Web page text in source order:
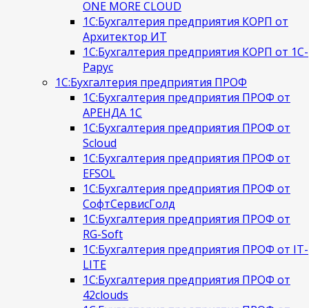
ONE MORE CLOUD
1С:Бухгалтерия предприятия КОРП от
Архитектор ИТ
1С:Бухгалтерия предприятия КОРП от 1С-
Рарус
1С:Бухгалтерия предприятия ПРОФ
1С:Бухгалтерия предприятия ПРОФ от
АРЕНДА 1С
1С:Бухгалтерия предприятия ПРОФ от
Scloud
1С:Бухгалтерия предприятия ПРОФ от
EFSOL
1С:Бухгалтерия предприятия ПРОФ от
СофтСервисГолд
1С:Бухгалтерия предприятия ПРОФ от
RG-Soft
1С:Бухгалтерия предприятия ПРОФ от IT-
LITE
1С:Бухгалтерия предприятия ПРОФ от
42clouds